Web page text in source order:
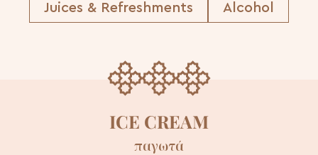
Juices & Refreshments Alcohol
ICE CREAM
παγωτά